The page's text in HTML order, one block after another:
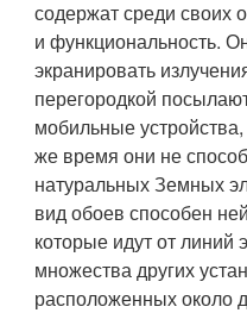
содержат среди своих
и функциональность.
экранировать
перегородкой
мобильные
же время они не
натуральных Земных
вид обоев способен
которые идут от линий
множества других
расположенных около